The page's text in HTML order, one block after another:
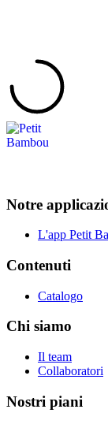
Notre
L'app Petit
Contenuti
Catalogo
Chi siamo
Il team
Collaboratori
Nostri piani